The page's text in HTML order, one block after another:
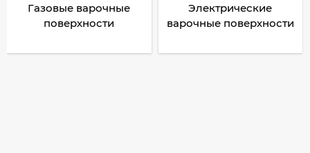
Газовые варочные
поверхности
Электрические
варочные поверхности